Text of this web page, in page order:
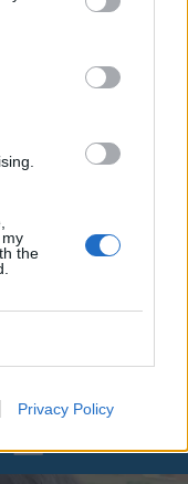
the
Privacy Policy